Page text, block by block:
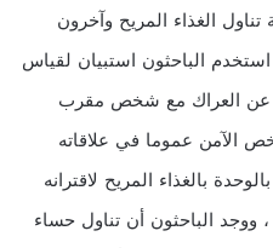
الغذاء المريح وآخرون
الباحثون استبيان لقياس
عن العراك مع شخص مقرب
الآمن عموما في علاقاته
بالغذاء المريح لاقترانه
، ووجد الباحثون أن تناول حساء